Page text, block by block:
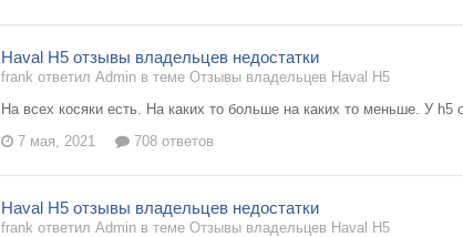
Haval H5 отзывы владельцев недостатки
frank ответил Admin в теме Отзывы владельцев Haval H5
На всех косяки есть. На каких то больше на каких то меньше. У
7 мая, 2021
708 ответов
Haval H5 отзывы владельцев недостатки
frank ответил Admin в теме Отзывы владельцев Haval H5